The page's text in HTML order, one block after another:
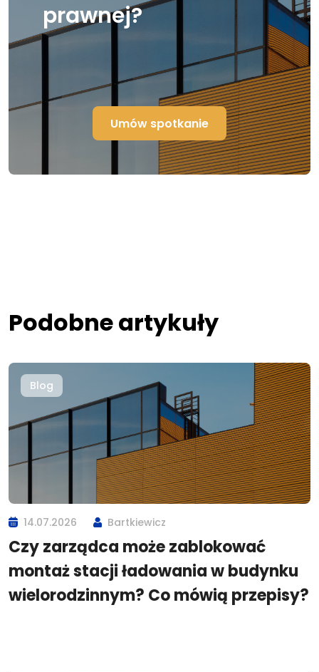
prawnej?
Umów spotkanie
Podobne artykuły
Blog
14.07.2026 Bartkiewicz
Czy zarządca może zablokować
montaż stacji ładowania w budynku
wielorodzinnym? Co mówią przepisy?